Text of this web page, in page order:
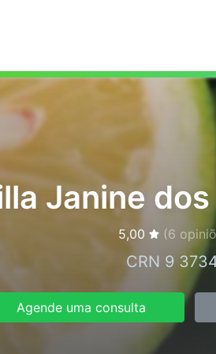
Janine
5,00 (6
CRN 9
Agende uma consulta